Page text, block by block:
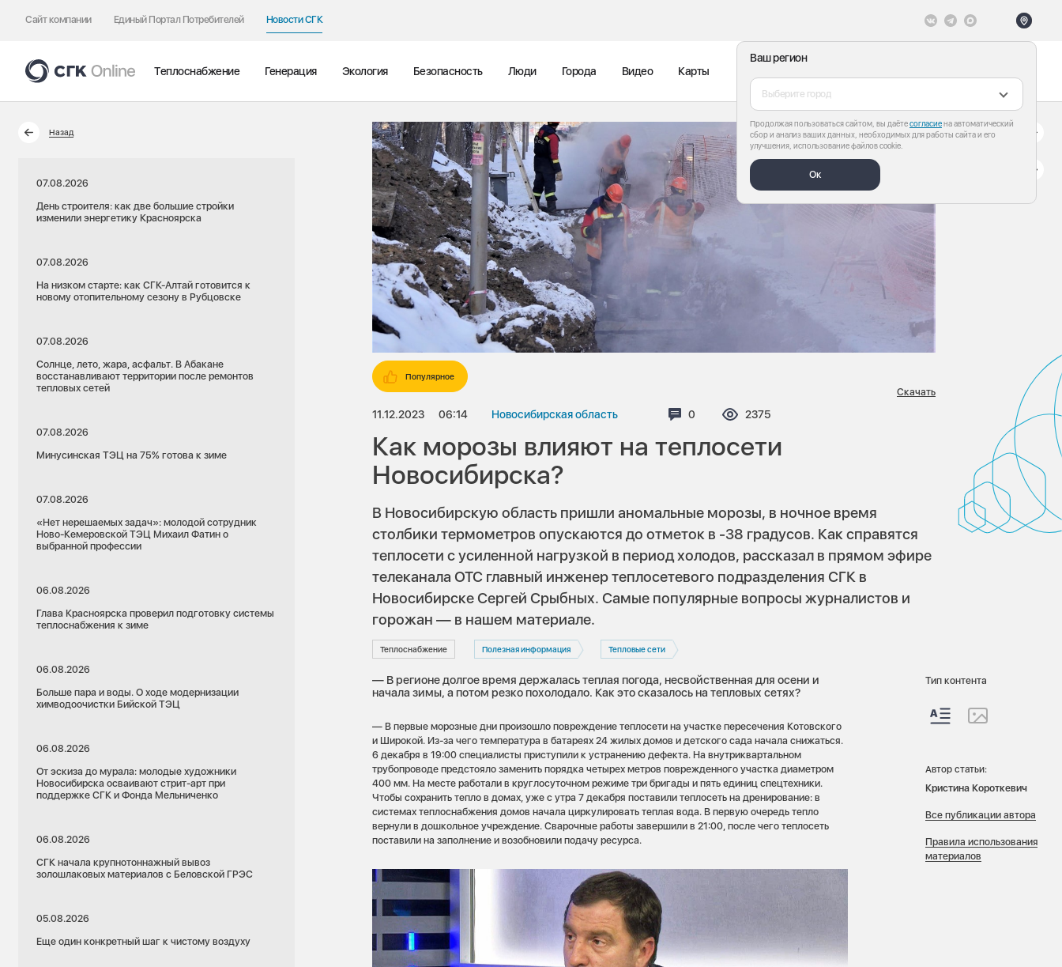
Сайт компании Единый Портал Потребителей Новости СГК
Ваш регион
Выберите город
Продолжая пользоваться сайтом, вы даётесогласиена автоматический
сбор и анализ ваших данных, необходимых для работы сайта и его
улучшения, использование файлов cookie.
Ок
Теплоснабжение Генерация Экология Безопасность Люди Города Видео Карты
Назад
07.08.2026
День строителя: как две большие стройки
изменили энергетику Красноярска
07.08.2026
На низком старте: как СГК-Алтай готовится к
новому отопительному сезону в Рубцовске
07.08.2026
Солнце, лето, жара, асфальт. В Абакане
восстанавливают территории после ремонтов
тепловых сетей
07.08.2026
Минусинская ТЭЦ на 75% готова к зиме
07.08.2026
«Нет нерешаемых задач»: молодой сотрудник
Ново-Кемеровской ТЭЦ Михаил Фатин о
выбранной профессии
06.08.2026
Глава Красноярска проверил подготовку системы
теплоснабжения к зиме
06.08.2026
Больше пара и воды. О ходе модернизации
химводоочистки Бийской ТЭЦ
06.08.2026
От эскиза до мурала: молодые художники
Новосибирска осваивают стрит-арт при
поддержке СГК и Фонда Мельниченко
06.08.2026
СГК начала крупнотоннажный вывоз
золошлаковых материалов с Беловской ГРЭС
05.08.2026
Еще один конкретный шаг к чистому воздуху
Популярное
11.12.2023 06:14 Новосибирская область Комментариев:
0 Просмотров:
2375
Скачать
Как морозы влияют на теплосети
Новосибирска?
В Новосибирскую область пришли аномальные морозы, в ночное время
столбики термометров опускаются до отметок в -38 градусов. Как справятся
теплосети с усиленной нагрузкой в период холодов, рассказал в прямом эфире
телеканала ОТС главный инженер теплосетевого подразделения СГК в
Новосибирске Сергей Срыбных. Самые популярные вопросы журналистов и
горожан — в нашем материале.
Теплоснабжение Полезная информация Тепловые сети
— В регионе долгое время держалась теплая погода, несвойственная для осени и
начала зимы, а потом резко похолодало. Как это сказалось на тепловых сетях?
— В первые морозные дни произошло повреждение теплосети на участке пересечения Котовского
и Широкой. Из-за чего температура в батареях 24 жилых домов и детского сада начала снижаться.
6 декабря в 19:00 специалисты приступили к устранению дефекта. На внутриквартальном
трубопроводе предстояло заменить порядка четырех метров поврежденного участка диаметром
400 мм. На месте работали в круглосуточном режиме три бригады и пять единиц спецтехники.
Чтобы сохранить тепло в домах, уже с утра 7 декабря поставили теплосеть на дренирование: в
системах теплоснабжения домов начала циркулировать теплая вода. В первую очередь тепло
вернули в дошкольное учреждение. Сварочные работы завершили в 21:00, после чего теплосеть
поставили на заполнение и возобновили подачу ресурса.
Тип контента
Автор статьи:
Кристина Короткевич
Все публикации автора
Правила использования
материалов